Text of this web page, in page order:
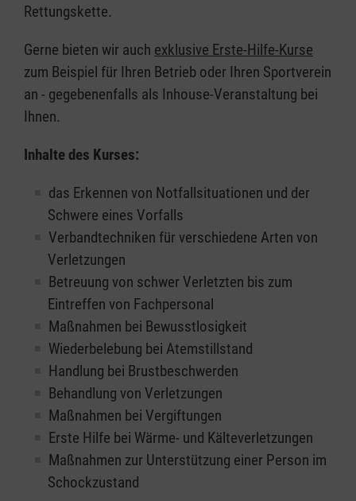
Rettungskette.
Gerne bieten wir auch exklusive Erste-Hilfe-Kurse
zum Beispiel für Ihren Betrieb oder Ihren Sportverein
an - gegebenenfalls als Inhouse-Veranstaltung bei
Ihnen.
Inhalte des Kurses:
das Erkennen von Notfallsituationen und der
Schwere eines Vorfalls
Verbandtechniken für verschiedene Arten von
Verletzungen
Betreuung von schwer Verletzten bis zum
Eintreffen von Fachpersonal
Maßnahmen bei Bewusstlosigkeit
Wiederbelebung bei Atemstillstand
Handlung bei Brustbeschwerden
Behandlung von Verletzungen
Maßnahmen bei Vergiftungen
Erste Hilfe bei Wärme- und Kälteverletzungen
Maßnahmen zur Unterstützung einer Person im
Schockzustand